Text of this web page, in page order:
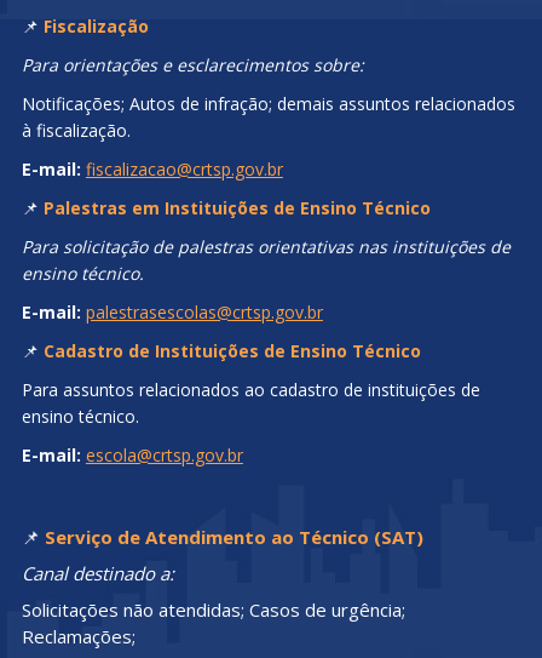
📌 Fiscalização
Para orientações e esclarecimentos sobre:
Notificações; Autos de infração; demais assuntos relacionados
à fiscalização.
E-mail: fiscalizacao@crtsp.gov.br
📌 Palestras em Instituições de Ensino Técnico
Para solicitação de palestras orientativas nas instituições de
ensino técnico.
E-mail: palestrasescolas@crtsp.gov.br
📌 Cadastro de Instituições de Ensino Técnico
Para assuntos relacionados ao cadastro de instituições de
ensino técnico.
E-mail: escola@crtsp.gov.br
📌 Serviço de Atendimento ao Técnico (SAT)
Canal destinado a:
Solicitações não atendidas; Casos de urgência;
Reclamações;